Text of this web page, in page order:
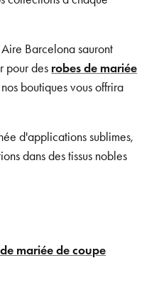
Barcelona sauront
pour des robes de mariée
boutiques vous offrira
d'applications sublimes,
dans des tissus nobles
mariée de coupe